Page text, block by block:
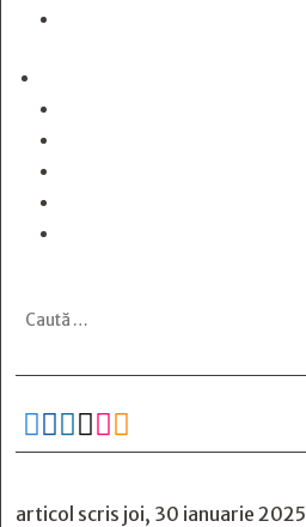
     
articol scris joi, 30 ianuarie 2025